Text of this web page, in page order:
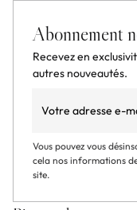
Abonnement
Recevez en
autres nouveautés.
Vous pouvez vous
cela nos informations
site.